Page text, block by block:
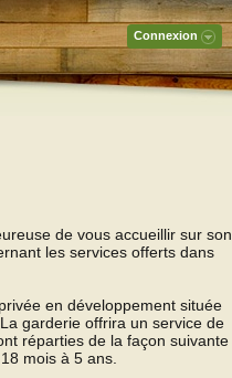
Connexion
de vous accueillir sur son
les services offerts dans
en développement située
garderie offrira un service de
réparties de la façon suivante
mois à 5 ans.